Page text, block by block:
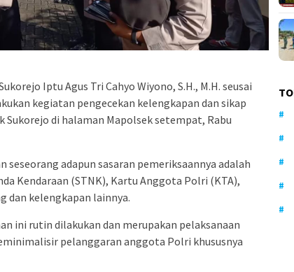
Iptu Agus Tri Cahyo Wiyono, S.H., M.H. seusai
kegiatan pengecekan kelengkapan dan sikap
di halaman Mapolsek setempat, Rabu
adapun sasaran pemeriksaannya adalah
Kendaraan (STNK), Kartu Anggota Polri (KTA),
dan kelengkapan lainnya.
ini rutin dilakukan dan merupakan pelaksanaan
pelanggaran anggota Polri khususnya